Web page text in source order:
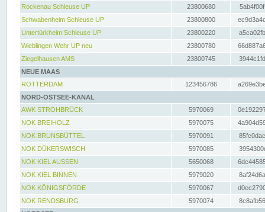
Rockenau Schleuse UP
23800680
Schwabenheim Schleuse UP
23800800
Untertürkheim Schleuse UP
23800220
Wieblingen Wehr UP neu
23800780
Ziegelhausen AMS
23800745
NEUE MAAS
ROTTERDAM
123456786
NORD-OSTSEE-KANAL
AWK STROHBRÜCK
5970069
NOK BREIHOLZ
5970075
NOK BRUNSBÜTTEL
5970091
NOK DÜKERSWISCH
5970085
NOK KIEL AUSSEN
5650068
NOK KIEL BINNEN
5979020
NOK KÖNIGSFÖRDE
5970067
NOK RENDSBURG
5970074